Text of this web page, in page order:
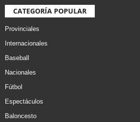
CATEGORÍA POPULAR
Provinciales
Internacionales
Baseball
Nacionales
Fútbol
Espectáculos
Baloncesto